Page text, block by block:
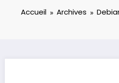
Accueil Archives